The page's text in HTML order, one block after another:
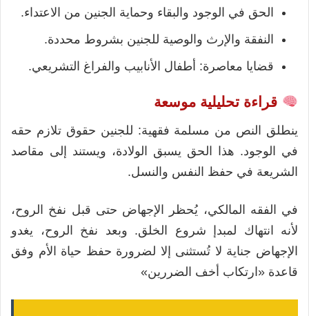
الحق في الوجود والبقاء وحماية الجنين من الاعتداء.
النفقة والإرث والوصية للجنين بشروط محددة.
قضايا معاصرة: أطفال الأنابيب والفراغ التشريعي.
قراءة تحليلية موسعة
ينطلق النص من مسلمة فقهية: للجنين حقوق تلازم حقه
في الوجود. هذا الحق يسبق الولادة، ويستند إلى مقاصد
الشريعة في حفظ النفس والنسل.
في الفقه المالكي، يُحظر الإجهاض حتى قبل نفخ الروح،
لأنه انتهاك لمبدإ شروع الخلق. وبعد نفخ الروح، يغدو
الإجهاض جناية لا تُستثنى إلا لضرورة حفظ حياة الأم وفق
قاعدة «ارتكاب أخف الضررين»